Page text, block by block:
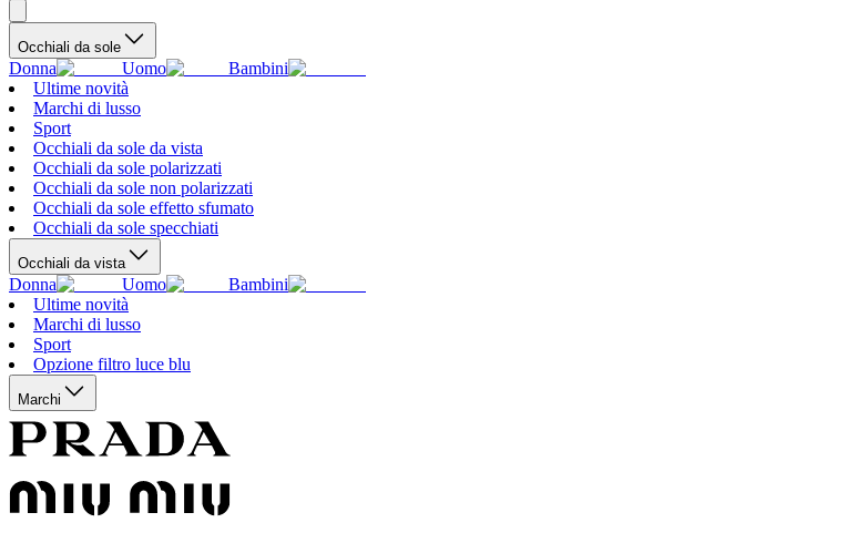
Occhiali da sole
Donna Uomo
Bambini
Ultime novità
Marchi di lusso
Sport
Occhiali da sole da vista
Occhiali da sole polarizzati
Occhiali da sole non polarizzati
Occhiali da sole effetto sfumato
Occhiali da sole specchiati
Occhiali da vista
Donna Uomo
Bambini
Ultime novità
Marchi di lusso
Sport
Opzione filtro luce blu
Marchi